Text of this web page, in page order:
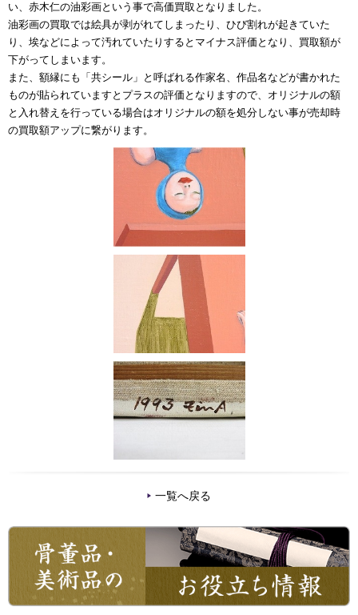
い、赤木仁の油彩画という事で高価買取となりました。
油彩画の買取では絵具が剥がれてしまったり、ひび割れが起きていた
り、埃などによって汚れていたりするとマイナス評価となり、買取額が
下がってしまいます。
また、額縁にも「共シール」と呼ばれる作家名、作品名などが書かれた
ものが貼られていますとプラスの評価となりますので、オリジナルの額
と入れ替えを行っている場合はオリジナルの額を処分しない事が売却時
の買取額アップに繋がります。
一覧へ戻る